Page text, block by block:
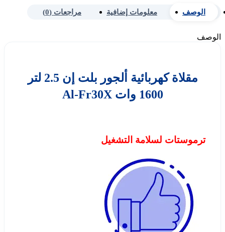
الوصف معلومات إضافية مراجعات (0)
الوصف
مقلاة كهربائية ألجور بلت إن 2.5 لتر
1600 وات Al-Fr30X
ترموستات لسلامة التشغيل